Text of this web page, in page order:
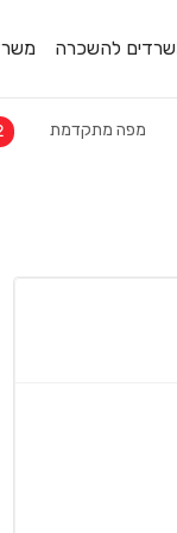
להשכרה
מפה מתקדמת